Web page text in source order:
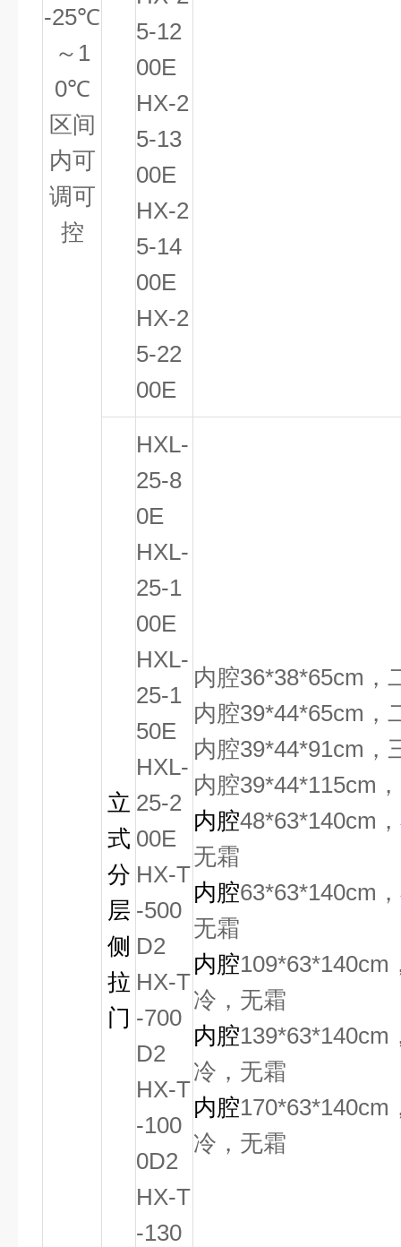
-25℃
～ 1
0℃
区间
内可
调可
控
5-12
00E
HX-2
5-13
00E
HX-2
5-14
00E
HX-2
5-22
00E
立
式
分
层
侧
拉
门
HXL-
25-8
0E
HXL-
25-1
00E
HXL-
25-1
50E
HXL-
25-2
00E
HX-T
-500
D2
HX-T
-700
D2
HX-T
-100
0D2
HX-T
-130
内腔36*38*65cm，
内腔39*44*65cm，
内腔39*44*91cm，
内腔39*44*115cm
内腔48*63*140cm ，
无霜
内腔63*63*140cm ，
无霜
内腔109*63*140cm
冷，无霜
内腔139*63*140cm
冷，无霜
内腔170*63*140cm
冷，无霜